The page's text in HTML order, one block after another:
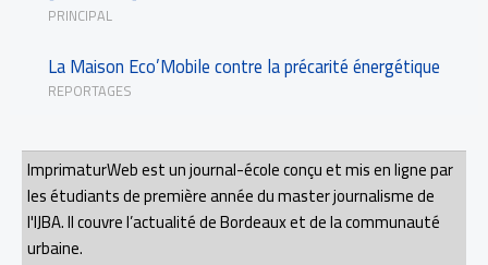
PRINCIPAL
La Maison Eco’Mobile contre la précarité énergétique
REPORTAGES
ImprimaturWeb est un journal-école conçu et mis en ligne par
les étudiants de première année du master journalisme de
l'IJBA. Il couvre l’actualité de Bordeaux et de la communauté
urbaine.